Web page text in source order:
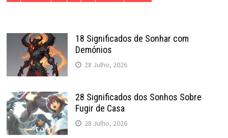
18 Significados de Sonhar com
Demónios
28 Julho, 2026
28 Significados dos Sonhos Sobre
Fugir de Casa
28 Julho, 2026